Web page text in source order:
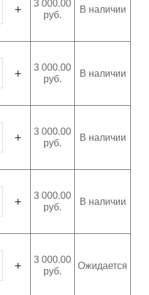
+
3 000.00
руб.
В наличии
+
3 000.00
руб.
В наличии
+
3 000.00
руб.
В наличии
+
3 000.00
руб.
В наличии
+
3 000.00
руб.
Ожидается